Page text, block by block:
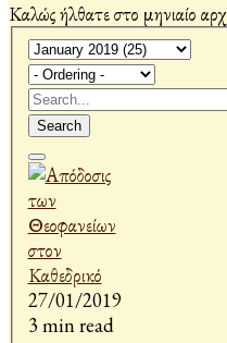
Καλώς ήλθατε στο μηνιαίο
Search
27/01/2019
3 min read